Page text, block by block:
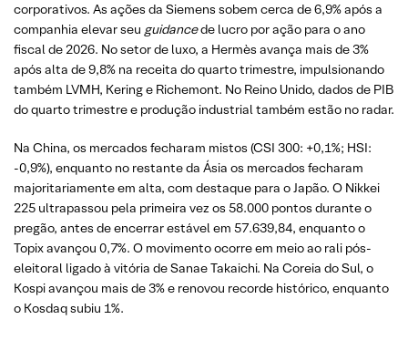
corporativos. As ações da Siemens sobem cerca de 6,9% após a
companhia elevar seu guidancede lucro por ação para o ano
fiscal de 2026. No setor de luxo, a Hermès avança mais de 3%
após alta de 9,8% na receita do quarto trimestre, impulsionando
também LVMH, Kering e Richemont. No Reino Unido, dados de PIB
do quarto trimestre e produção industrial também estão no radar.
Na China, os mercados fecharam mistos (CSI 300: +0,1%; HSI:
-0,9%), enquanto no restante da Ásia os mercados fecharam
majoritariamente em alta, com destaque para o Japão. O Nikkei
225 ultrapassou pela primeira vez os 58.000 pontos durante o
pregão, antes de encerrar estável em 57.639,84, enquanto o
Topix avançou 0,7%. O movimento ocorre em meio ao rali pós-
eleitoral ligado à vitória de Sanae Takaichi. Na Coreia do Sul, o
Kospi avançou mais de 3% e renovou recorde histórico, enquanto
o Kosdaq subiu 1%.